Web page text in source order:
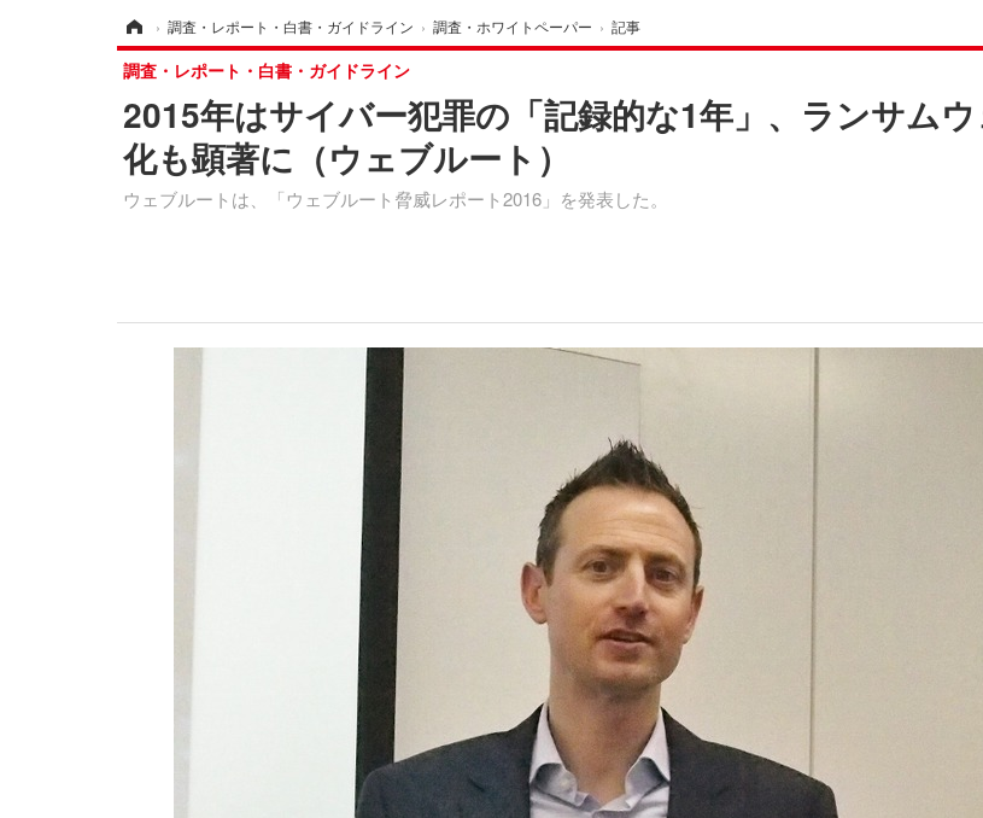
› 調査・レポート・白書・ガイドライン › 調査・ホワイトペーパー › 記事
2015年はサイバー犯罪の「記録的な1年」、ランサム
化も顕著に（ウェブルート）
ウェブルートは、「ウェブルート脅威レポート2016」を発表した。
調査・レポート・白書・ガイドライン